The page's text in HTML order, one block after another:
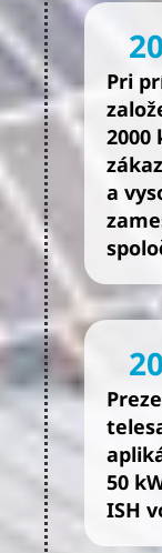
Pri
2000
a
50
ISH